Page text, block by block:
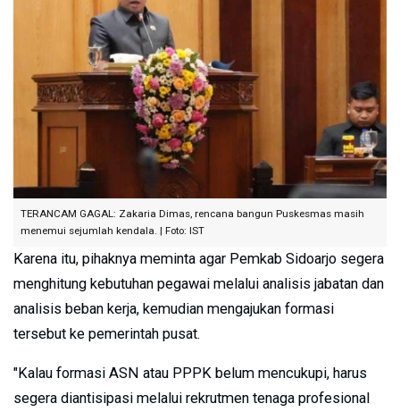
TERANCAM GAGAL: Zakaria Dimas, rencana bangun Puskesmas masih
menemui sejumlah kendala. | Foto: IST
Karena itu, pihaknya meminta agar Pemkab Sidoarjo segera
menghitung kebutuhan pegawai melalui analisis jabatan dan
analisis beban kerja, kemudian mengajukan formasi
tersebut ke pemerintah pusat.
"Kalau formasi ASN atau PPPK belum mencukupi, harus
segera diantisipasi melalui rekrutmen tenaga profesional